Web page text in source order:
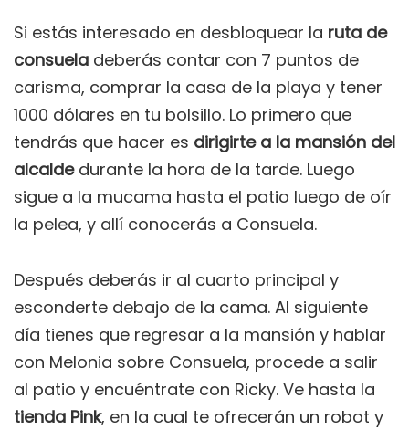
Si estás interesado en desbloquear la ruta de
consuela deberás contar con 7 puntos de
carisma, comprar la casa de la playa y tener
1000 dólares en tu bolsillo. Lo primero que
tendrás que hacer es dirigirte a la mansión del
alcaldedurante la hora de la tarde. Luego
sigue a la mucama hasta el patio luego de oír
la pelea, y allí conocerás a Consuela.
Después deberás ir al cuarto principal y
esconderte debajo de la cama. Al siguiente
día tienes que regresar a la mansión y hablar
con Melonia sobre Consuela, procede a salir
al patio y encuéntrate con Ricky. Ve hasta la
tienda Pink, en la cual te ofrecerán un robot y